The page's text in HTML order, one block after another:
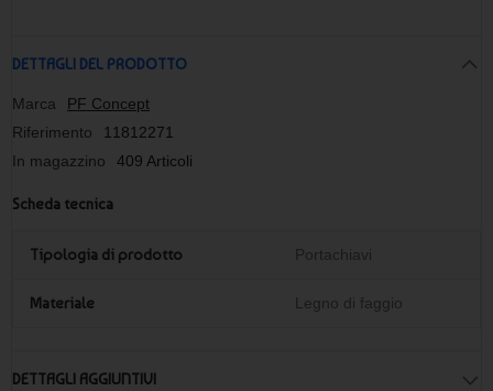
DETTAGLI DEL PRODOTTO
Marca
PF Concept
Riferimento
11812271
In magazzino
409 Articoli
Scheda tecnica
Tipologia di prodotto Portachiavi
Materiale Legno di faggio
DETTAGLI AGGIUNTIVI